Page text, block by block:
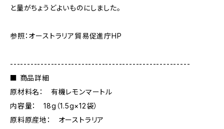
と量がちょうどよいものにしました。
参照：オーストラリア貿易促進庁HP
-----------------------------------------------------
■ 商品詳細
原材料名： 有機レモンマートル
内容量： 18g（1.5g×12袋）
原料原産地： オーストラリア